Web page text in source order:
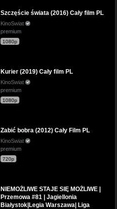
Szczęście świata (2016) Cały film PL
KinoSwiat
premium
1080p
Kurier (2019) Cały film PL
KinoSwiat
premium
1080p
Zabić bobra (2012) Cały Film PL
KinoSwiat
premium
720p
NIEMOŻLIWE STAJE SIĘ MOŻLIWE |
Przemowa #81 | Jagiellonia
Białystok|Legia Warszawa| Liga